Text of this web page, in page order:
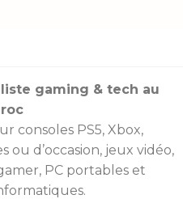
gaming & tech au
consoles PS5, Xbox,
ou d’occasion, jeux vidéo,
PC portables et